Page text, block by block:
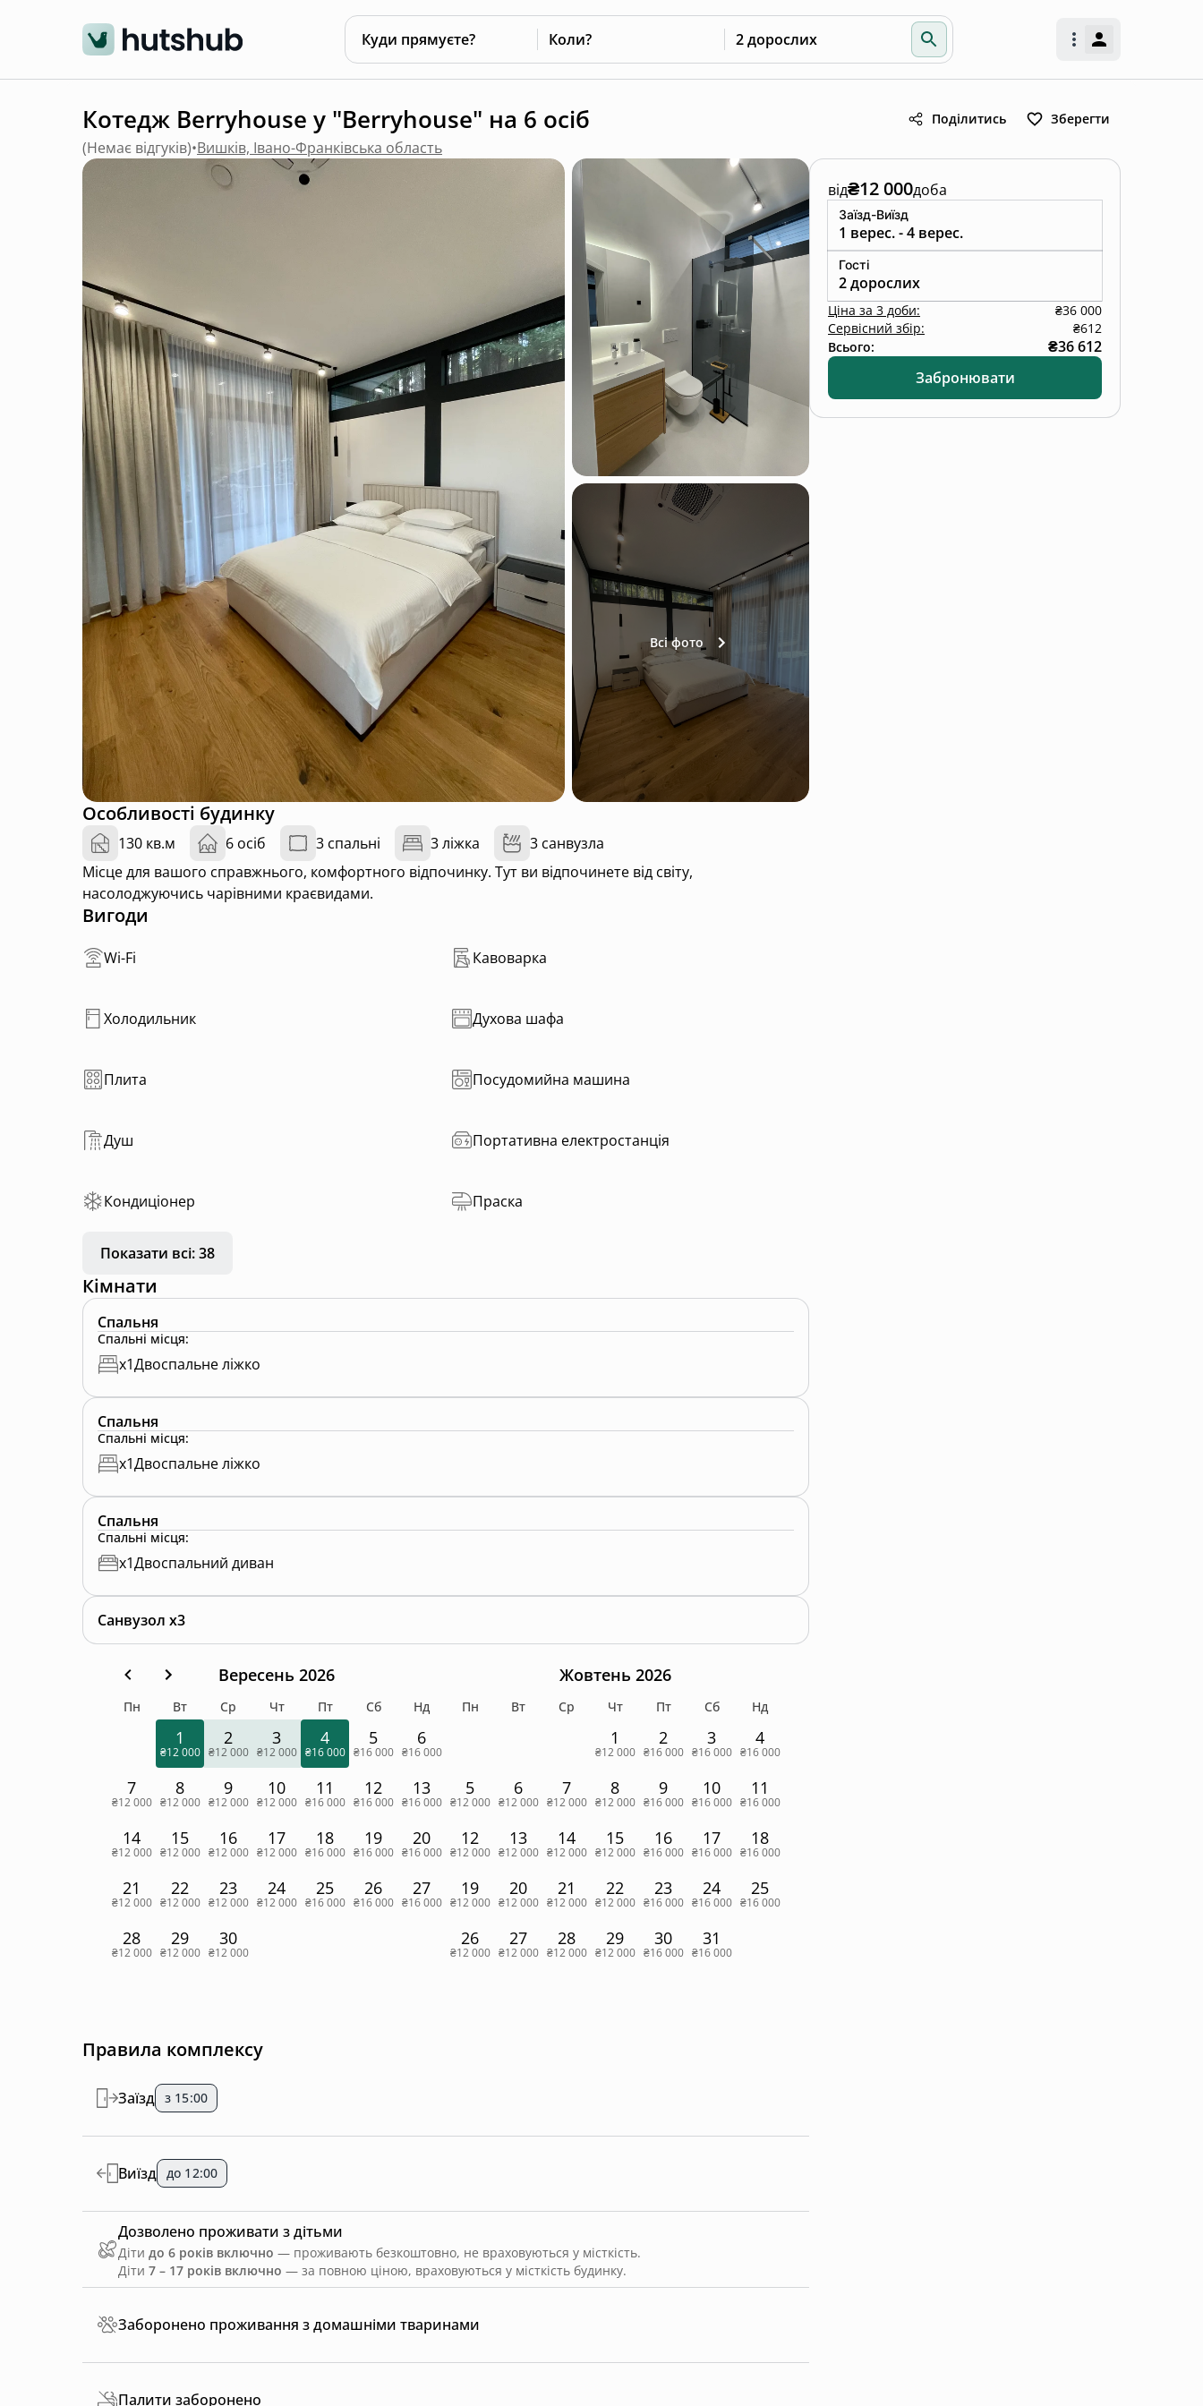
Куди прямуєте? Коли? 2 дорослих
Котедж Berryhouse у "Berryhouse" на 6 осіб Поділитись Зберегти
(Немає відгуків)•Вишків, Івано-Франківська область
Всі фото
Особливості будинку
130 кв.м 6 осіб 3 спальні 3 ліжка
3 санвузла
Місце для вашого справжнього, комфортного відпочинку. Тут ви відпочинете від світу,
насолоджуючись чарівними краєвидами.
Вигоди
Wi-Fi Кавоварка
Холодильник Духова шафа
Плита Посудомийна машина
Душ Портативна електростанція
Кондиціонер Праска
Показати всі: 38
Кімнати
Спальня
Спальні місця:
x1Двоспальне ліжко
Спальня
Спальні місця:
x1Двоспальне ліжко
Спальня
Спальні місця:
x1Двоспальний диван
Санвузол x3
Вересень 2026
Пн Вт Ср Чт Пт Сб Нд
1
₴12 000
2
₴12 000
3
₴12 000
4
₴16 000
5
₴16 000
6
₴16 000
7
₴12 000
8
₴12 000
9
₴12 000
10
₴12 000
11
₴16 000
12
₴16 000
13
₴16 000
14
₴12 000
15
₴12 000
16
₴12 000
17
₴12 000
18
₴16 000
19
₴16 000
20
₴16 000
21
₴12 000
22
₴12 000
23
₴12 000
24
₴12 000
25
₴16 000
26
₴16 000
27
₴16 000
28
₴12 000
29
₴12 000
30
₴12 000
Жовтень 2026
Пн Вт Ср Чт Пт Сб Нд
1
₴12 000
2
₴16 000
3
₴16 000
4
₴16 000
5
₴12 000
6
₴12 000
7
₴12 000
8
₴12 000
9
₴16 000
10
₴16 000
11
₴16 000
12
₴12 000
13
₴12 000
14
₴12 000
15
₴12 000
16
₴16 000
17
₴16 000
18
₴16 000
19
₴12 000
20
₴12 000
21
₴12 000
22
₴12 000
23
₴16 000
24
₴16 000
25
₴16 000
26
₴12 000
27
₴12 000
28
₴12 000
29
₴12 000
30
₴16 000
31
₴16 000
Правила комплексу
Заборонено проживання з домашніми тваринами
Заїзд з 15:00
Виїзд до 12:00
Дозволено проживати з дітьми
Діти до 6 років включно — проживають безкоштовно, не враховуються у місткість.
Діти 7 – 17 років включно — за повною ціною, враховуються у місткість будинку.
Палити заборонено
від₴12 000доба
Заїзд-Виїзд
1 верес. - 4 верес.
Гості
2 дорослих
Ціна за 3 доби:
₴36 000
Сервісний збір:
₴612
Всього:
₴36 612
Забронювати